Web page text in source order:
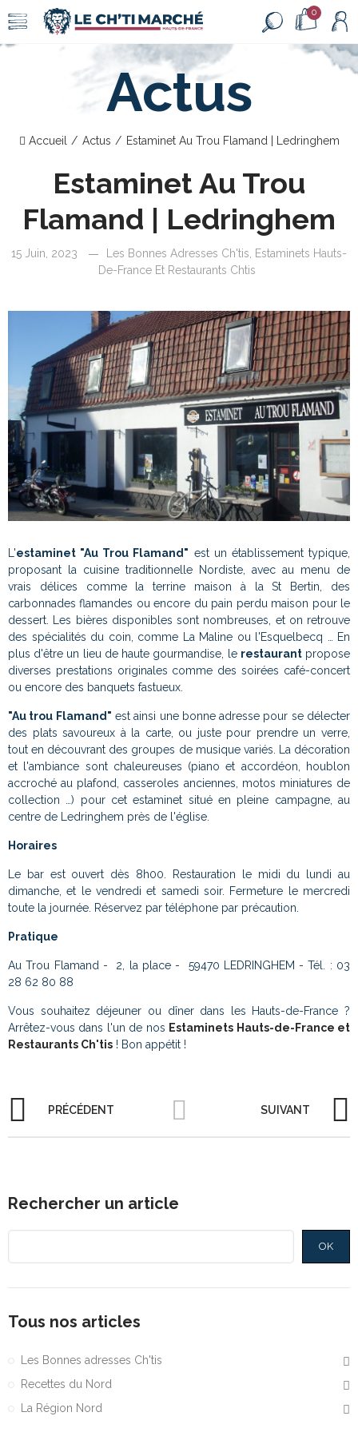
0
Actus
Accueil Actus Estaminet Au Trou Flamand | Ledringhem
Estaminet Au Trou
Flamand | Ledringhem
15 Juin, 2023 Les Bonnes Adresses Ch'tis
Estaminets Hauts-
De-France Et Restaurants Chtis
L'estaminet "Au Trou Flamand" est un établissement typique,
proposant la cuisine traditionnelle Nordiste, avec au menu de
vrais délices comme la terrine maison à la St Bertin, des
carbonnades flamandes ou encore du pain perdu maison pour le
dessert. Les bières disponibles sont nombreuses, et on retrouve
des spécialités du coin, comme La Maline ou l'Esquelbecq … En
plus d'être un lieu de haute gourmandise, le restaurantpropose
diverses prestations originales comme des soirées café-concert
ou encore des banquets fastueux.
"Au trou Flamand" est ainsi une bonne adresse pour se délecter
des plats savoureux à la carte, ou juste pour prendre un verre,
tout en découvrant des groupes de musique variés. La décoration
et l'ambiance sont chaleureuses (piano et accordéon, houblon
accroché au plafond, casseroles anciennes, motos miniatures de
collection …) pour cet estaminet situé en pleine campagne, au
centre de Ledringhem près de l'église.
Horaires
Le bar est ouvert dès 8h00. Restauration le midi du lundi au
dimanche, et le vendredi et samedi soir. Fermeture le mercredi
toute la journée. Réservez par téléphone par précaution.
Pratique
Au Trou Flamand - 2, la place - 59470 LEDRINGHEM - Tél. : 03
28 62 80 88
Vous souhaitez déjeuner ou dîner dans les Hauts-de-France ?
Arrêtez-vous dans l'un de nos Estaminets Hauts-de-France et
Restaurants Ch'tis ! Bon appétit !
PRÉCÉDENT SUIVANT
Rechercher un article
OK
Tous nos articles
Les Bonnes adresses Ch'tis
Recettes du Nord
La Région Nord